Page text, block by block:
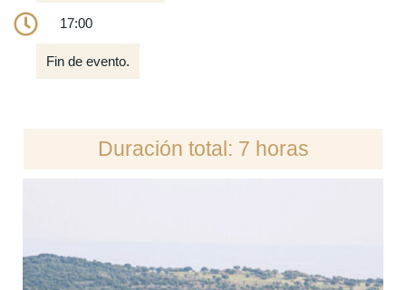
17:00
Fin de evento.
Duración total: 7 horas